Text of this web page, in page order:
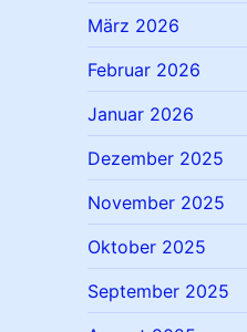
März 2026
Februar 2026
Januar 2026
Dezember 2025
November 2025
Oktober 2025
September 2025